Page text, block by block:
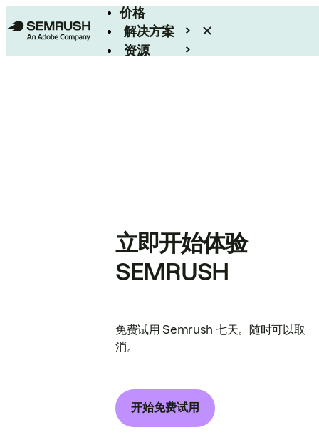
价格
解决方案
资源
立即开始体验
SEMRUSH
免费试用 Semrush 七天。随时可以取
消。
开始免费试用